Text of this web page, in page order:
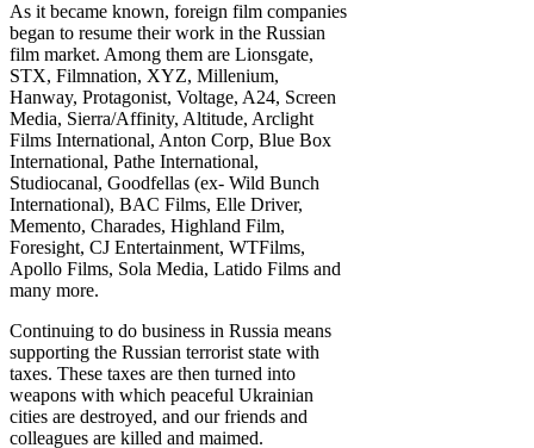
As it became known, foreign film companies
began to resume their work in the Russian
film market. Among them are Lionsgate,
STX, Filmnation, XYZ, Millenium,
Hanway, Protagonist, Voltage, A24, Screen
Media, Sierra/Affinity, Altitude, Arclight
Films International, Anton Corp, Blue Box
International, Pathe International,
Studiocanal, Goodfellas (ex- Wild Bunch
International), BAC Films, Elle Driver,
Memento, Charades, Highland Film,
Foresight, CJ Entertainment, WTFilms,
Apollo Films, Sola Media, Latido Films and
many more.
Continuing to do business in Russia means
supporting the Russian terrorist state with
taxes. These taxes are then turned into
weapons with which peaceful Ukrainian
cities are destroyed, and our friends and
colleagues are killed and maimed.